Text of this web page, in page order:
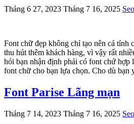
Tháng 6 27, 2023 Tháng 7 16, 2025
Font chữ đẹp không chỉ tạo nên cá tính
thu hút thêm khách hàng, vì vậy rất
hỏi bạn nhận định phải có font chứ hợp
font chữ cho bạn lựa chọn. Cho dù
Font Parise Lãng mạn
Tháng 7 14, 2023 Tháng 7 16, 2025